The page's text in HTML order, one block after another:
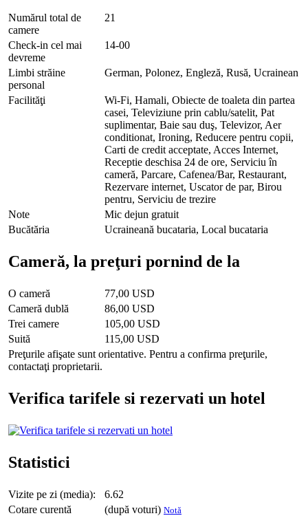
Numărul total de
camere
21
Check-in cel mai
devreme
14-00
Limbi străine
personal
German, Polonez, Engleză, Rusă, Ucrainean
Facilităţi
Wi-Fi, Hamali, Obiecte de toaleta din partea
casei, Televiziune prin cablu/satelit, Pat
suplimentar, Baie sau duş, Televizor, Aer
conditionat, Ironing, Reducere pentru copii,
Carti de credit acceptate, Acces Internet,
Receptie deschisa 24 de ore, Serviciu în
cameră, Parcare, Cafenea/Bar, Restaurant,
Rezervare internet, Uscator de par, Birou
pentru, Serviciu de trezire
Note
Mic dejun gratuit
Bucătăria
Ucraineană bucataria, Local bucataria
Cameră, la preţuri pornind de la
O cameră
77,00 USD
Cameră dublă
86,00 USD
Trei camere
105,00 USD
Suită
115,00 USD
Preţurile afişate sunt orientative. Pentru a confirma preţurile,
contactaţi proprietarii.
Verifica tarifele si rezervati un hotel
Statistici
Vizite pe zi (media):
6.62
Cotare curentă
(după voturi) Notă